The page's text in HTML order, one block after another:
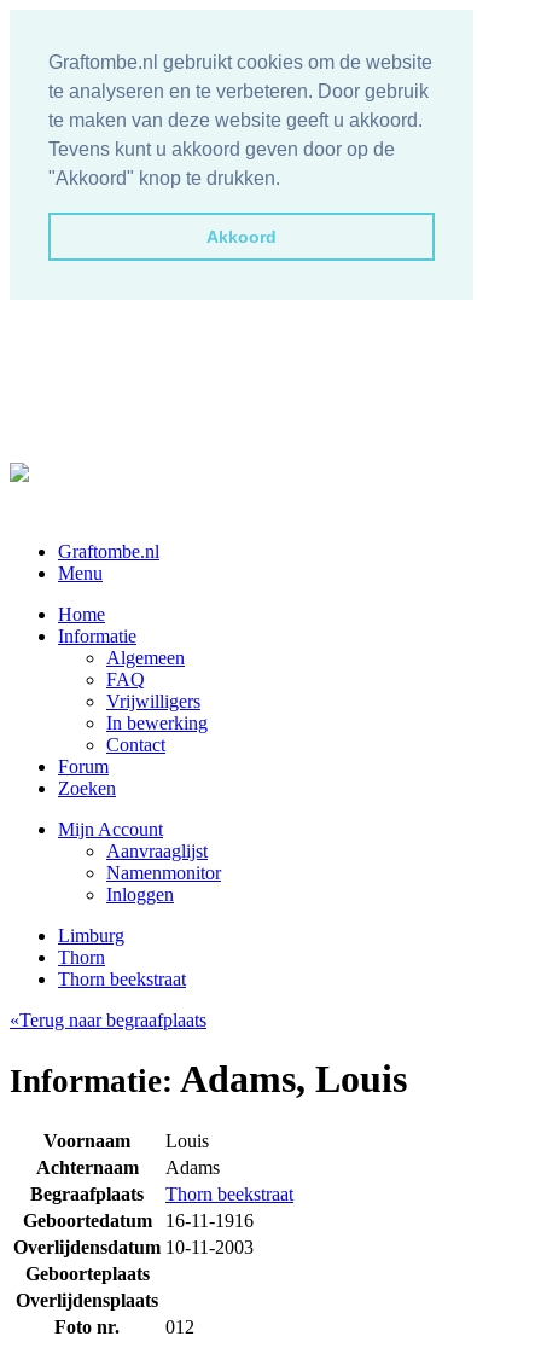
Graftombe.nl gebruikt cookies om de website
te analyseren en te verbeteren. Door gebruik
te maken van deze website geeft u akkoord.
Tevens kunt u akkoord geven door op de
"Akkoord" knop te drukken.
Akkoord
Graftombe.nl
Menu
Home
Informatie
Algemeen
FAQ
Vrijwilligers
In bewerking
Contact
Forum
Zoeken
Mijn Account
Aanvraaglijst
Namenmonitor
Inloggen
Limburg
Thorn
Thorn beekstraat
«Terug naar begraafplaats
Informatie: Adams, Louis
Voornaam
Louis
Achternaam
Adams
Begraafplaats
Thorn beekstraat
Geboortedatum
16-11-1916
Overlijdensdatum 10-11-2003
Geboorteplaats
Overlijdensplaats
Foto nr.
012